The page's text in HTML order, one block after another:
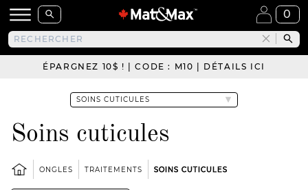
0
ÉPARGNEZ 10$ ! | CODE : M10 | DÉTAILS ICI
Soins cuticules
ONGLES TRAITEMENTS SOINS CUTICULES